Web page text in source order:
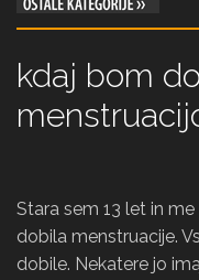
kdaj bom
Stara sem 13 let in
dobila menstruacije.
dobile. Nekatere jo